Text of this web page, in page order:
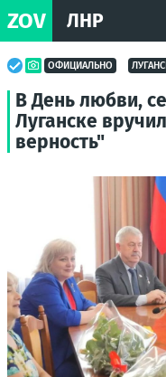
ZOV ЛНР
ОФИЦИАЛЬНО
В День любви,
Луганске
верность"